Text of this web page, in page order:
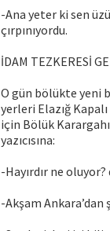
-Ana yeter ki sen
çırpınıyordu.
İDAM TEZKERESİ
O gün bölükte yeni
yerleri Elazığ
için Bölük
yazıcısına:
-Hayırdır ne
-Akşam